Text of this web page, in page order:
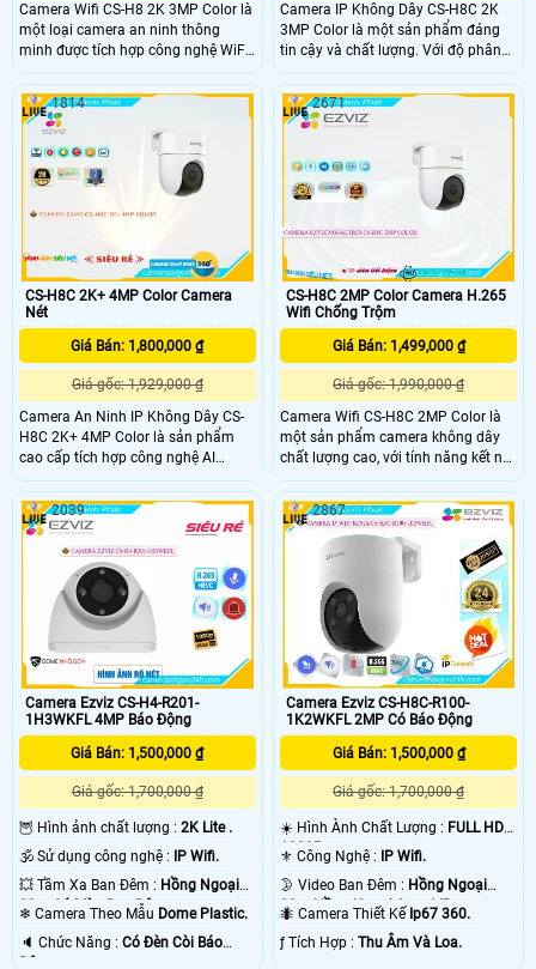
Camera Wifi CS-H8 2K 3MP Color là
một loại camera an ninh thông
minh được tích hợp công nghệ WiFi,
cho phép bạn giám sát ngôi nhà,
văn phòng hoặc bất kỳ không gian
nào khác từ xa thông qua kết nối
internet. Camera này có độ phân
giải cao 2K và chất lượng hình ảnh
3MP, giúp bạn có được hình ảnh rõ
Camera IP Không Dây CS-H8C 2K
3MP Color là một sản phẩm đáng
tin cậy và chất lượng. Với độ phân
giải 2K và 3MP, nó cho phép bạn ghi
lại và xem hình ảnh sắc nét và chi
tiết. Điểm nổi bật của sản phẩm này
là tính năng không dây, giúp bạn dễ
dàng cài đặt và vận hành mà không
cần đến dây cáp phức tạp
CS-H8C 2K+ 4MP Color Camera
Nét
Giá Bán: 1,800,000 ₫
Giá gốc: 1,929,000 ₫
Camera An Ninh IP Không Dây CS-
H8C 2K+ 4MP Color là sản phẩm
cao cấp tích hợp công nghệ AI
Chuyên dụng. Với khả năng Chống
Ngược Sáng DWDR, camera này cho
phép lắp trong nhà một cách tốt
hơn, mang lại hình ảnh rõ nét ngay
cả trong điều kiện ánh sáng mạnh.
Camera còn tiết kiệm 50% dung
lượng với định dạng nén H.265/H
1814
CS-H8C 2MP Color Camera H.265
Wifi Chống Trộm
Giá Bán: 1,499,000 ₫
Giá gốc: 1,990,000 ₫
Camera Wifi CS-H8C 2MP Color là
một sản phẩm camera không dây
chất lượng cao, với tính năng kết nối
Wifi và chức năng quan sát từ xa,
giúp bạn dễ dàng theo dõi và bảo vệ
nhà cửa hoặc văn phòng của mình
mọi lúc, mọi nơi.
2671
Camera Ezviz CS-H4-R201-
1H3WKFL 4MP Báo Động
Giá Bán: 1,500,000 ₫
Giá gốc: 1,700,000 ₫
🦉 Hình ảnh chất lượng : 2K Lite .
🕉️ Sử dụng công nghệ :
IP Wifi.
💥 Tầm Xa Ban Đêm : Hồng Ngoại
30m Có Màu Ban Ðêm.
❄ Camera Theo Mẫu Dome Plastic.
️🔈 Chức Năng : Có Ðèn Còi Báo
2039
Camera Ezviz CS-H8C-R100-
1K2WKFL 2MP Có Báo Động
Giá Bán: 1,500,000 ₫
Giá gốc: 1,700,000 ₫
☀️ Hình Ành Chất Lượng : FULL HD
1080P .
⚜️ Công Nghệ :
IP Wifi.
🌛 Video Ban Đêm : Hồng Ngoại
30m Hồng Ngoại Smart IR.
🐜 Camera Thiết Kế Ip67 360.
️ƒ Tích Hợp :Thu Âm Và Loa.
2867